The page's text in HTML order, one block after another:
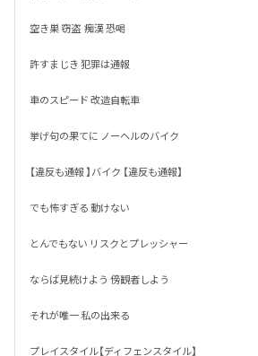
空き巣 窃盗  痴漢 恐喝
許すまじき 犯罪は通報
車のスピード 改造自転車
挙げ句の果てに ノーヘルのバイク
【違反も通報 】バイク 【違反も通報】
でも怖すぎる 動けない
とんでもない リスクとプレッシャー
ならば見続けよう 傍観者しよう
それが唯一 私の出来る
プレイスタイル【ディフェンスタイル】